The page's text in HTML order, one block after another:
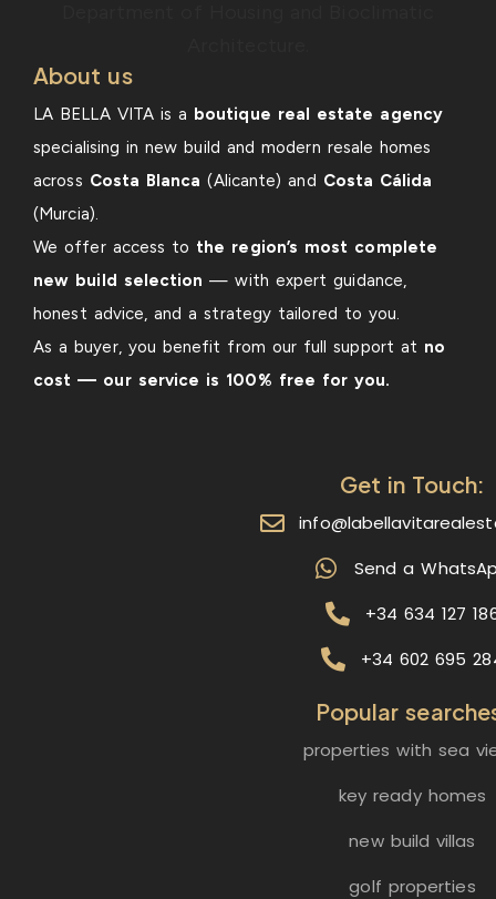
About us
LA BELLA VITA is a boutique real estate agency
specialising in new build and modern resale homes
across Costa Blanca(Alicante) and Costa Cálida
(Murcia).
We offer access to the region’s most complete
new build selection — with expert guidance,
honest advice, and a strategy tailored to you.
As a buyer, you benefit from our full support at no
cost — our service is 100% free for you.
Get in Touch:
Send a
+34 634 127
+34 602 695
Popular
properties with sea
key ready homes
new build villas
golf properties